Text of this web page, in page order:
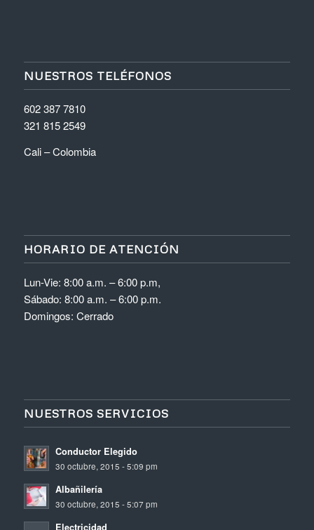
NUESTROS TELÉFONOS
602 387 7810
321 815 2549
Cali – Colombia
HORARIO DE ATENCIÓN
Lun-Vie: 8:00 a.m. – 6:00 p.m,
Sábado: 8:00 a.m. – 6:00 p.m.
Domingos: Cerrado
NUESTROS SERVICIOS
Conductor Elegido
30 octubre, 2015 - 5:09 pm
Albañilería
30 octubre, 2015 - 5:07 pm
Electricidad